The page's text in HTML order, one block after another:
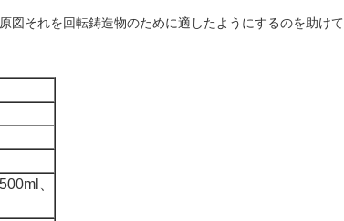
図それを回転鋳造物のために適したようにするのを助けて
、